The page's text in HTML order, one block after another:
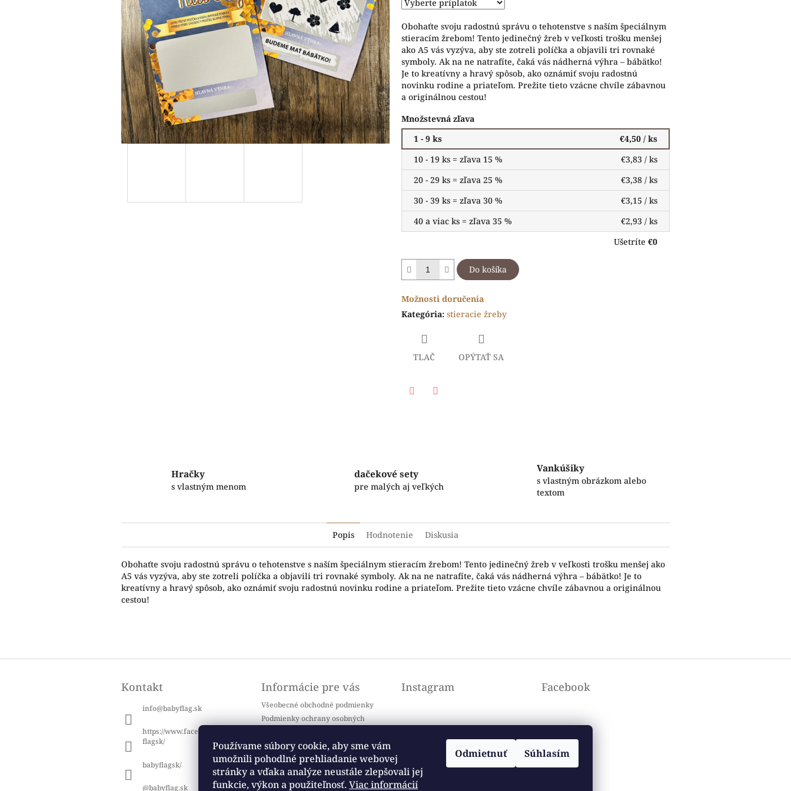
Používame súbory cookie, aby sme vám
umožnili pohodlné prehliadanie webovej
stránky a vďaka analýze neustále zlepšovali jej
funkcie, výkon a použiteľnosť. Viac informácií
Odmietnuť Súhlasím
Obohaťte svoju radostnú správu o tehotenstve s naším špeciálnym
stieracím žrebom! Tento jedinečný žreb v veľkosti trošku menšej
ako A5 vás vyzýva, aby ste zotreli políčka a objavili tri rovnaké
symboly. Ak na ne natrafíte, čaká vás nádherná výhra – bábätko!
Je to kreatívny a hravý spôsob, ako oznámiť svoju radostnú
novinku rodine a priateľom. Prežite tieto vzácne chvíle zábavnou
a originálnou cestou!
Množstevná zľava
1 - 9 ks
€4,50 / ks
10 - 19 ks = zľava 15 %
€3,83 / ks
20 - 29 ks = zľava 25 %
€3,38 / ks
30 - 39 ks = zľava 30 %
€3,15 / ks
40 a viac ks = zľava 35 %
€2,93 / ks
Ušetríte €0
Do košíka
Možnosti doručenia
Kategória: stieracie žreby
TLAČ OPÝTAŤ SA
Hračky
s vlastným menom
dačekové sety
pre malých aj veľkých
Vankúšiky
s vlastným obrázkom alebo
textom
Popis Hodnotenie Diskusia
Obohaťte svoju radostnú správu o tehotenstve s naším špeciálnym stieracím žrebom! Tento jedinečný žreb v veľkosti trošku menšej ako
A5 vás vyzýva, aby ste zotreli políčka a objavili tri rovnaké symboly. Ak na ne natrafíte, čaká vás nádherná výhra – bábätko! Je to
kreatívny a hravý spôsob, ako oznámiť svoju radostnú novinku rodine a priateľom. Prežite tieto vzácne chvíle zábavnou a originálnou
cestou!
Kontakt
info@babyflag.sk
https://www.facebook.com/baby
flagsk/
babyflagsk/
@babyflag.sk
Informácie pre vás
Všeobecné obchodné podmienky
Podmienky ochrany osobných
údajov
Doprava a platba
Kontakty
Často kladené otázky / FAQ
Moja objednávka
Instagram
Sledovať na Instagrame
Facebook